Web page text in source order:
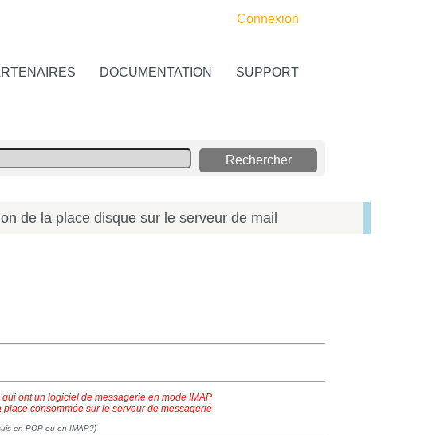
Connexion
DOCUMENTATION SUPPORT
de la place disque sur le serveur de mail
ont un logiciel de messagerie en mode IMAP
consommée sur le serveur de messagerie
en POP ou en IMAP?)